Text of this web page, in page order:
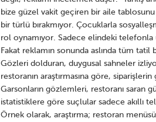
bize güzel vakit geçiren bir aile
bir türlü bırakmıyor. Çocuklarla
rol oynamıyor. Sadece elindeki
Fakat reklamın sonunda aslında tüm tatil
Gözleri dolduran, duygusal sahneler
restoranın araştırmasına göre,
Garsonların gözlemleri, restoranı saran
istatistiklere göre suçlular sadece akıllı
Örnek olarak, araştırma; restoran